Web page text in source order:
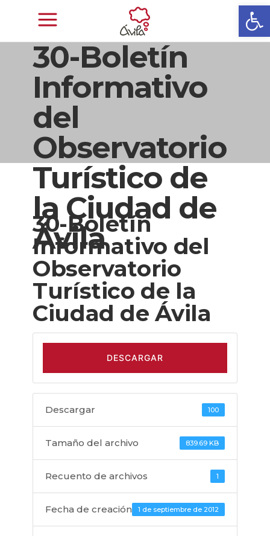
30-Boletín
Informativo
del
Observatorio
Turístico de
la Ciudad de
Ávila
30-Boletín
Informativo del
Observatorio
Turístico de la
Ciudad de Ávila
DESCARGAR
Descargar 100
Tamaño del archivo 839.69 KB
Recuento de archivos 1
Fecha de creación 1 de septiembre de 2012